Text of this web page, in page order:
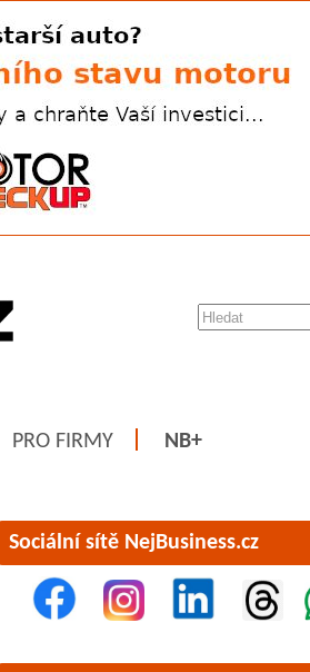
PRO FIRMY NB+
Sociální sítě NejBusiness.cz